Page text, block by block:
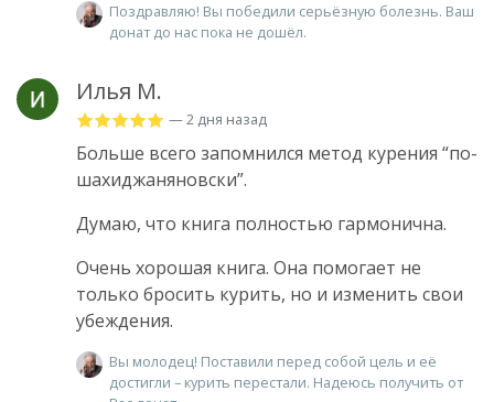
Поздравляю! Вы победили серьёзную болезнь. Ваш
донат до нас пока не дошёл.
Илья М.
— 2 дня назад
Больше всего запомнился метод курения “по-
шахиджаняновски”.
Думаю, что книга полностью гармонична.
Очень хорошая книга. Она помогает не
только бросить курить, но и изменить свои
убеждения.
Вы молодец! Поставили перед собой цель и её
достигли – курить перестали. Надеюсь получить от